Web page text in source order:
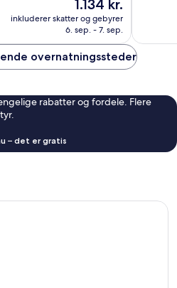
er
1.134 kr.
1.134 kr.
inkluderer skatter og gebyrer
6. sep. - 7. sep.
overnatningssteder
rabatter og fordele. Flere
– det er gratis